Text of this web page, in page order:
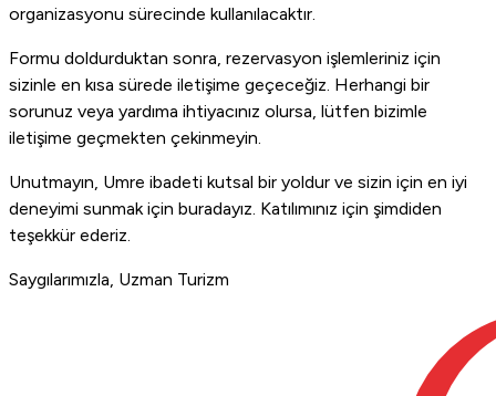
organizasyonu sürecinde kullanılacaktır.
Formu doldurduktan sonra, rezervasyon işlemleriniz için
sizinle en kısa sürede iletişime geçeceğiz. Herhangi bir
sorunuz veya yardıma ihtiyacınız olursa, lütfen bizimle
iletişime geçmekten çekinmeyin.
Unutmayın, Umre ibadeti kutsal bir yoldur ve sizin için en iyi
deneyimi sunmak için buradayız. Katılımınız için şimdiden
teşekkür ederiz.
Saygılarımızla, Uzman Turizm